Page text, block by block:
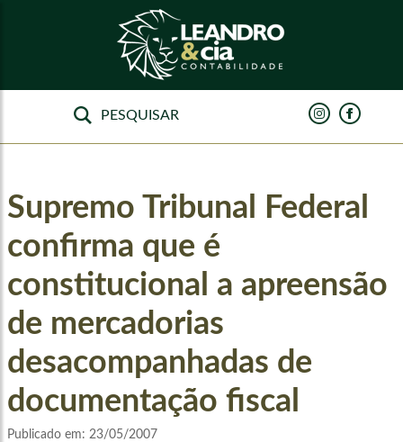
Supremo Tribunal Federal
confirma que é
constitucional a apreensão
de mercadorias
desacompanhadas de
documentação fiscal
Publicado em: 23/05/2007